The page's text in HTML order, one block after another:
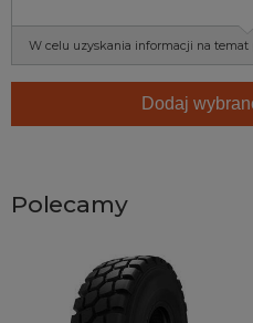
W celu uzyskania informacji na
Dodaj
Polecamy